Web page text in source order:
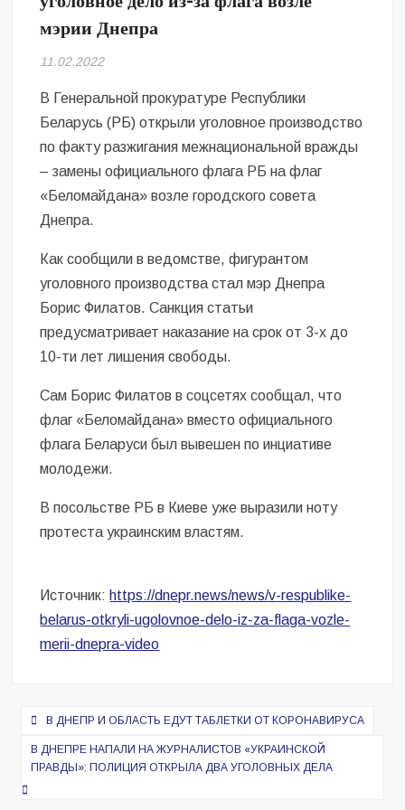
Безугла закликає валити Сирського
Світові бренди одягу та взуття: розвиток ринку та вплив на
сучасну моду
Командувач ВМС Неїжпапа закликав не дестабілізувати ситуацію
навколо керівництва армії
мэрии Днепра
11.02.2022
В Генеральной прокуратуре Республики
Беларусь (РБ) открыли уголовное производство
по факту разжигания межнациональной вражды
– замены официального флага РБ на флаг
«Беломайдана» возле городского совета
Днепра.
Как сообщили в ведомстве, фигурантом
уголовного производства стал мэр Днепра
Борис Филатов. Санкция статьи
предусматривает наказание на срок от 3-х до
10-ти лет лишения свободы.
Сам Борис Филатов в соцсетях сообщал, что
флаг «Беломайдана» вместо официального
флага Беларуси был вывешен по инциативе
молодежи.
В посольстве РБ в Киеве уже выразили ноту
протеста украинским властям.
Источник: https://dnepr.news/news/v-respublike-
belarus-otkryli-ugolovnoe-delo-iz-za-flaga-vozle-
merii-dnepra-video
Навигация
по
записям
В ДНЕПР И ОБЛАСТЬ ЕДУТ ТАБЛЕТКИ ОТ КОРОНАВИРУСА
В ДНЕПРЕ НАПАЛИ НА ЖУРНАЛИСТОВ «УКРАИНСКОЙ
ПРАВДЫ»: ПОЛИЦИЯ ОТКРЫЛА ДВА УГОЛОВНЫХ ДЕЛА